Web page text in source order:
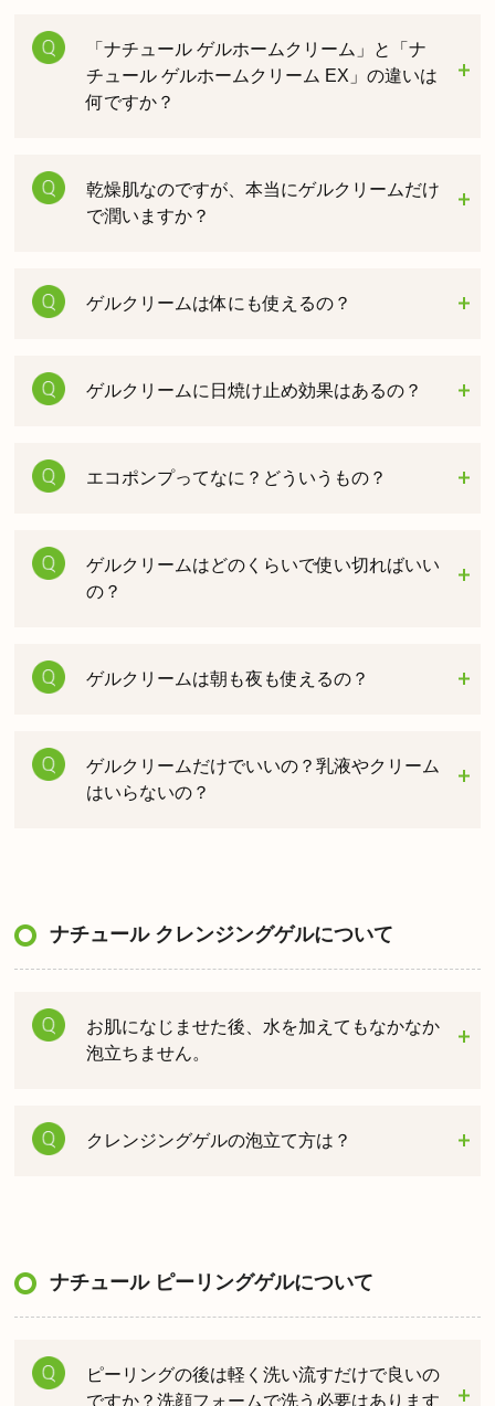
「ナチュール ゲルホームクリーム」と「ナ
チュール ゲルホームクリーム EX」の違いは
何ですか？
乾燥肌なのですが、本当にゲルクリームだけ
で潤いますか？
ゲルクリームは体にも使えるの？
ゲルクリームに日焼け止め効果はあるの？
エコポンプってなに？どういうもの？
ゲルクリームはどのくらいで使い切ればいい
の？
ゲルクリームは朝も夜も使えるの？
ゲルクリームだけでいいの？乳液やクリーム
はいらないの？
ナチュール クレンジングゲルについて
お肌になじませた後、水を加えてもなかなか
泡立ちません。
クレンジングゲルの泡立て方は？
ナチュール ピーリングゲルについて
ピーリングの後は軽く洗い流すだけで良いの
ですか？洗顔フォームで洗う必要はあります